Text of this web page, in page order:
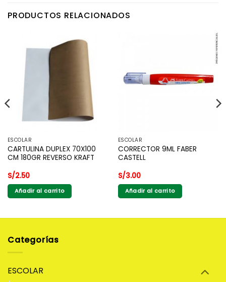
PRODUCTOS RELACIONADOS
ESCOLAR
CARTULINA DUPLEX 70X100
CM 180GR REVERSO KRAFT
S/2.50
Añadir al carrito
ESCOLAR
CORRECTOR 9ML FABER
CASTELL
S/3.00
Añadir al carrito
Categorías
ESCOLAR